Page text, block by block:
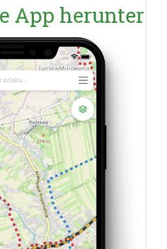
App herunter